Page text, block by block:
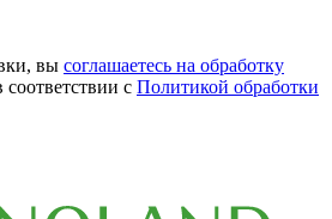
вы соглашаетесь на обработку
соответствии с Политикой обработки